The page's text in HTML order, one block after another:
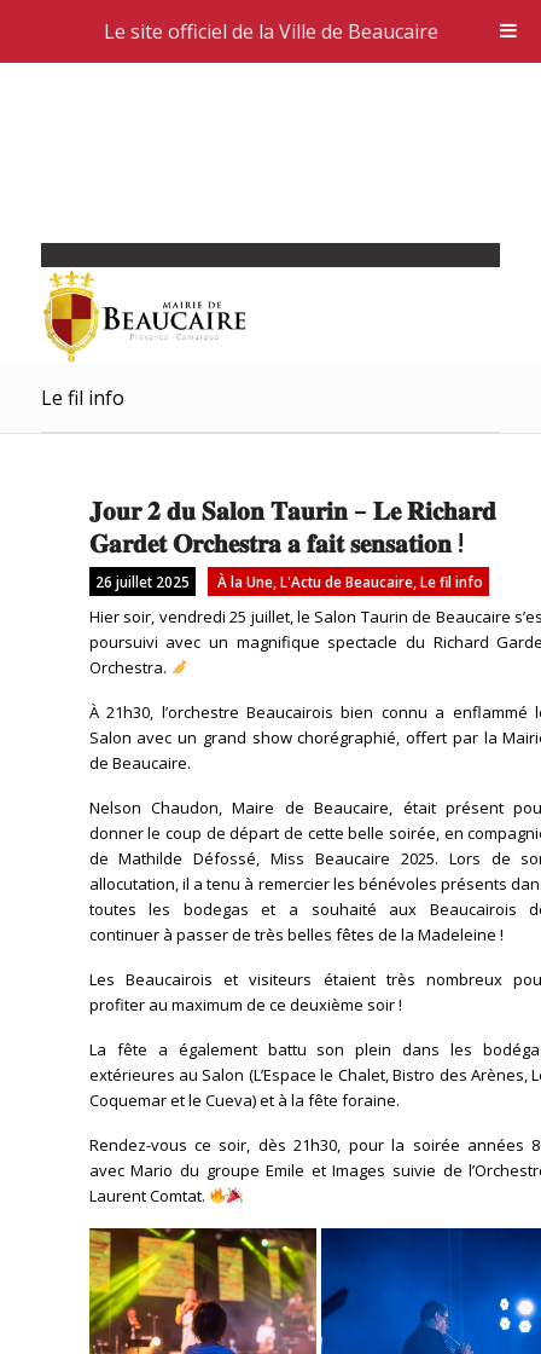
Le fil info
𝐉𝐨𝐮𝐫 𝟐 𝐝𝐮 𝐒𝐚𝐥𝐨𝐧 𝐓𝐚𝐮𝐫𝐢𝐧 – 𝐋𝐞 𝐑𝐢𝐜𝐡𝐚𝐫𝐝
𝐆𝐚𝐫𝐝𝐞𝐭 𝐎𝐫𝐜𝐡𝐞𝐬𝐭𝐫𝐚 𝐚 𝐟𝐚𝐢𝐭 𝐬𝐞𝐧𝐬𝐚𝐭𝐢𝐨𝐧 !
26 juillet 2025 À la Une, L'Actu de Beaucaire, Le fil info
Hier soir, vendredi 25 juillet, le Salon Taurin de Beaucaire
poursuivi avec un magnifique spectacle du Richard
Orchestra.
À 21h30, l’orchestre Beaucairois bien connu a enflammé
Salon avec un grand show chorégraphié, offert par la
de Beaucaire.
Nelson Chaudon, Maire de Beaucaire, était présent
donner le coup de départ de cette belle soirée, en
de Mathilde Défossé, Miss Beaucaire 2025. Lors de
allocutation, il a tenu à remercier les bénévoles présents
toutes les bodegas et a souhaité aux Beaucairois
continuer à passer de très belles fêtes de la Madeleine !
Les Beaucairois et visiteurs étaient très nombreux
profiter au maximum de ce deuxième soir !
La fête a également battu son plein dans les
extérieures au Salon (L’Espace le Chalet, Bistro des Arènes,
Coquemar et le Cueva) et à la fête foraine.
Rendez-vous ce soir, dès 21h30, pour la soirée années
avec Mario du groupe Emile et Images suivie de
Laurent Comtat.
Le site officiel de la Ville de Beaucaire